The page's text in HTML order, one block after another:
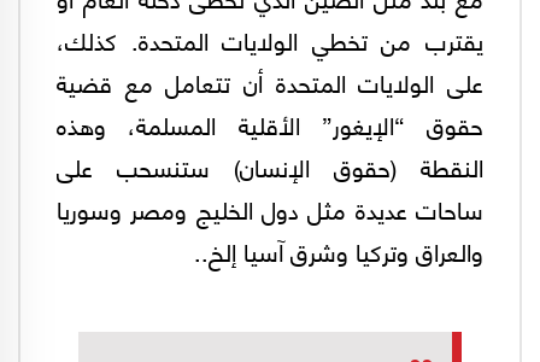
يقترب من تخطي الولايات المتحدة. كذلك،
على الولايات المتحدة أن تتعامل مع قضية
حقوق “الإيغور” الأقلية المسلمة، وهذه
النقطة (حقوق الإنسان) ستنسحب على
ساحات عديدة مثل دول الخليج ومصر وسوريا
والعراق وتركيا وشرق آسيا إلخ..